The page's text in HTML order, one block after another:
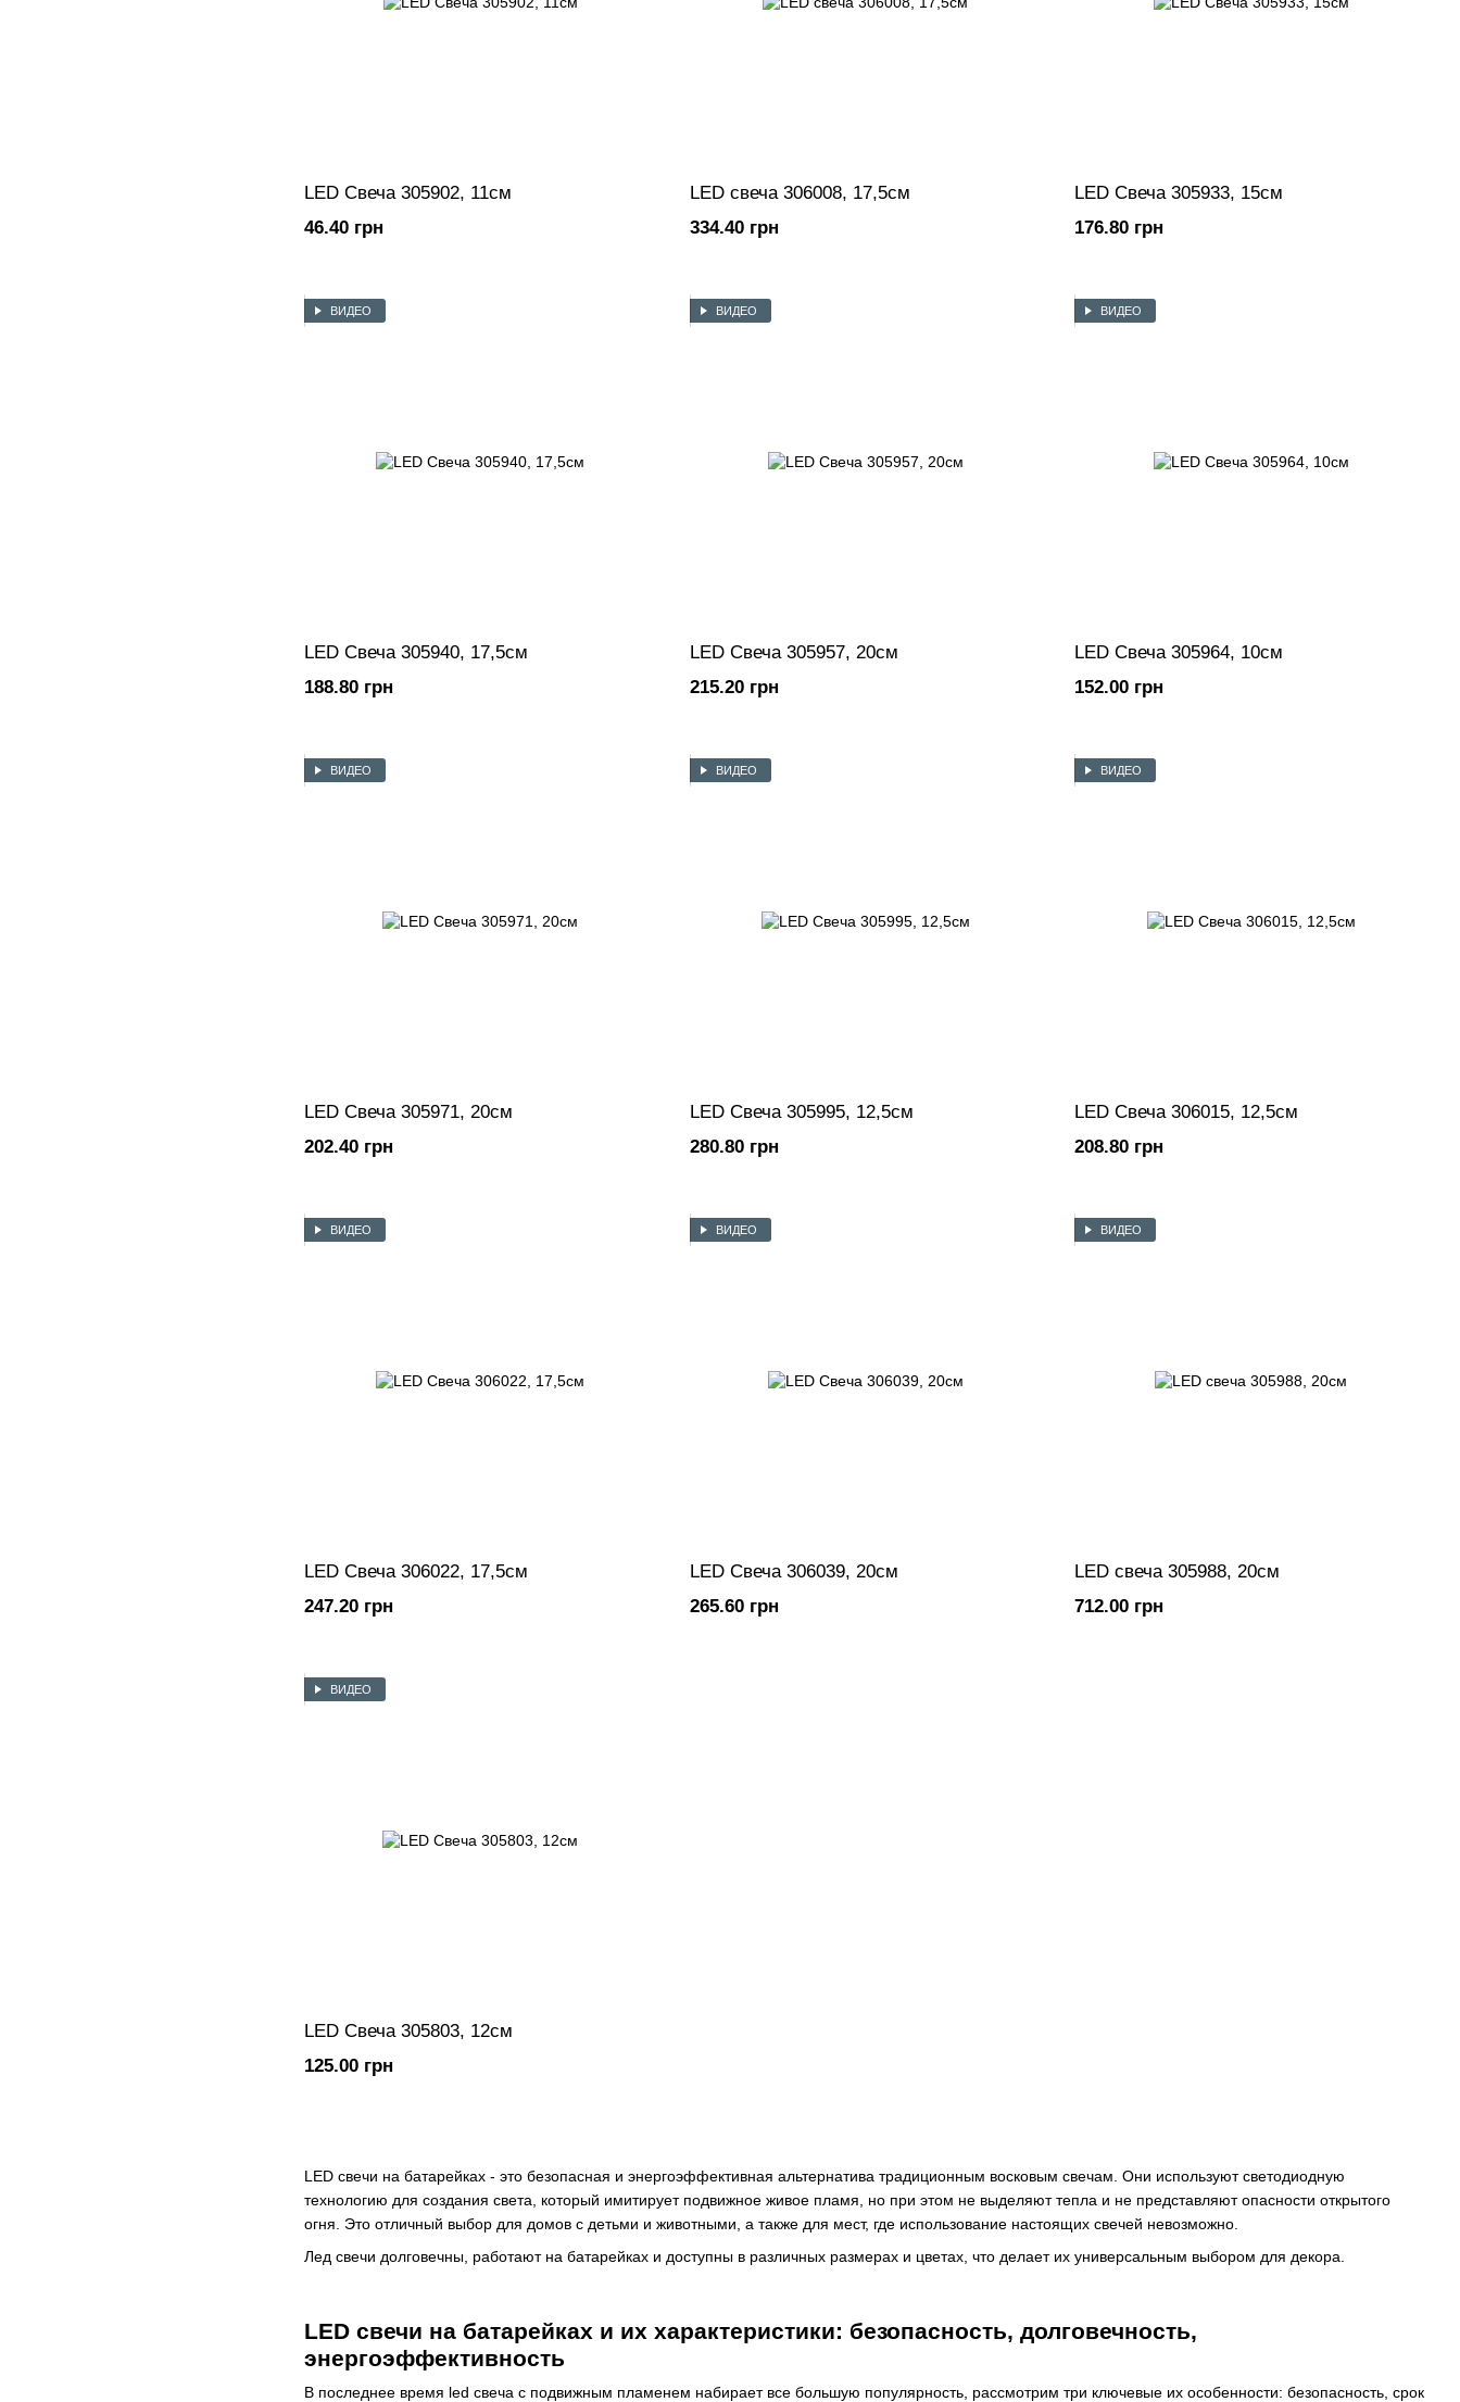
LED свечи на батарейках - это безопасная и энергоэффективная альтернатива традиционным восковым свечам. Они используют светодиодную
технологию для создания света, который имитирует подвижное живое пламя, но при этом не выделяют тепла и не представляют опасности открытого
огня. Это отличный выбор для домов с детьми и животными, а также для мест, где использование настоящих свечей невозможно.
Лед свечи долговечны, работают на батарейках и доступны в различных размерах и цветах, что делает их универсальным выбором для декора.
LED свечи на батарейках и их характеристики: безопасность, долговечность,
энергоэффективность
В последнее время led свеча с подвижным пламенем набирает все большую популярность, рассмотрим три ключевые их особенности: безопасность, срок
LED Cвеча 305902, 11см
46.40 грн
LED свеча 306008, 17,5см
334.40 грн
LED Свеча 305933, 15см
176.80 грн
ВИДЕО
LED Свеча 305940, 17,5см
188.80 грн
ВИДЕО
LED Свеча 305957, 20см
215.20 грн
ВИДЕО
LED Свеча 305964, 10см
152.00 грн
ВИДЕО
LED Свеча 305971, 20см
202.40 грн
ВИДЕО
LED Свеча 305995, 12,5см
280.80 грн
ВИДЕО
LED Свеча 306015, 12,5см
208.80 грн
ВИДЕО
LED Свеча 306022, 17,5см
247.20 грн
ВИДЕО
LED Свеча 306039, 20см
265.60 грн
ВИДЕО
LED свеча 305988, 20см
712.00 грн
ВИДЕО
LED Свеча 305803, 12см
125.00 грн